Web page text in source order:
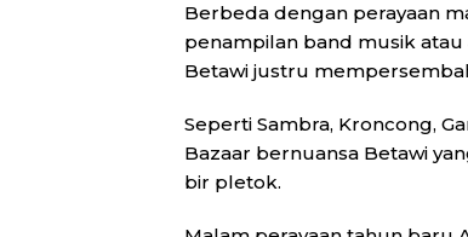
Berbeda dengan perayaan
penampilan band musik
Betawi justru
Seperti Sambra, Kroncong,
Bazaar bernuansa Betawi
bir pletok.